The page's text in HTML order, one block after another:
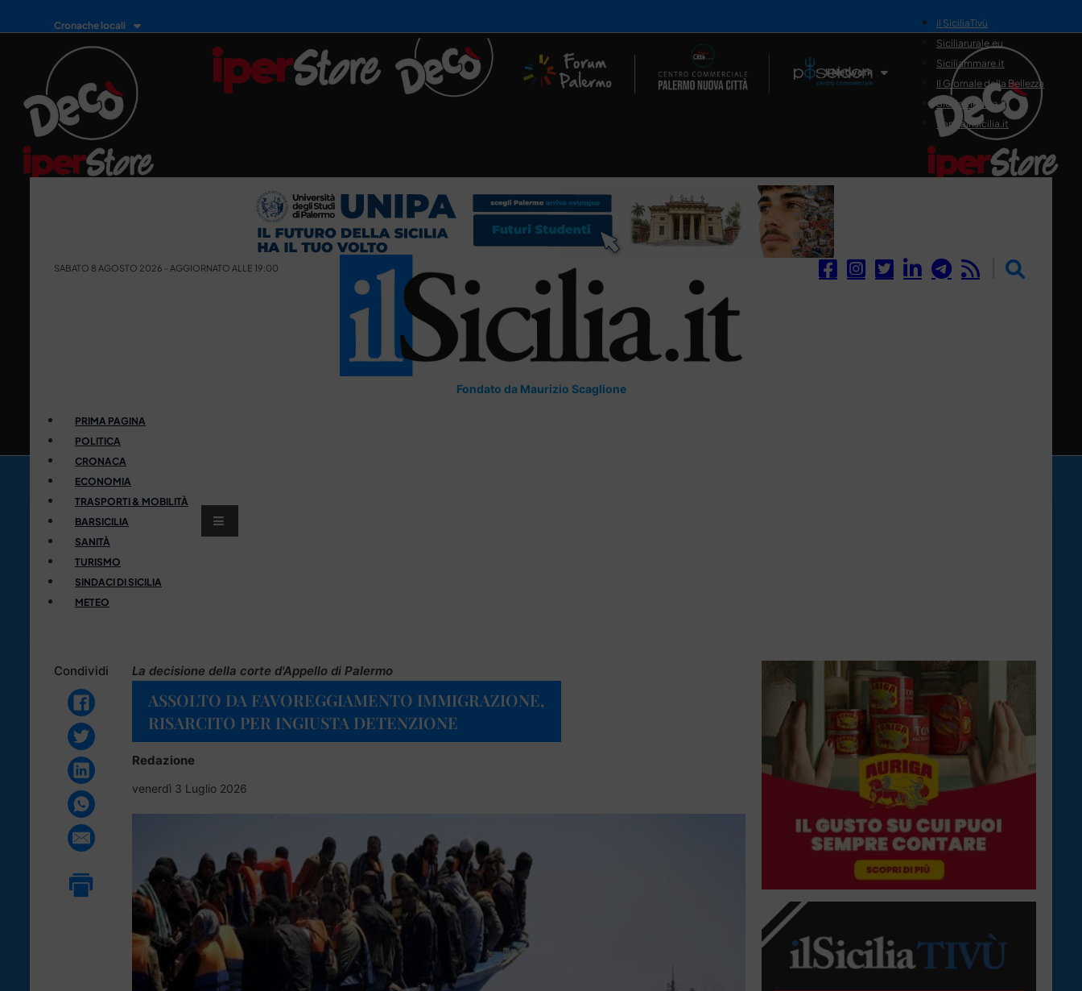
Cronache locali
Il Network
il SiciliaTivù
Siciliarurale.eu
Siciliammare.it
Il Giornale della Bellezza
Siciliamedica.it
Sanitainsicilia.it
SABATO 8 AGOSTO 2026 - AGGIORNATO ALLE 19:00
Fondato da Maurizio Scaglione
PRIMA PAGINA
POLITICA
CRONACA
ECONOMIA
TRASPORTI & MOBILITÀ
BARSICILIA
SANITÀ
TURISMO
SINDACI DI SICILIA
METEO
Condividi La decisione della corte d'Appello di Palermo
ASSOLTO DA FAVOREGGIAMENTO IMMIGRAZIONE,
RISARCITO PER INGIUSTA DETENZIONE
Redazione
venerdì 3 Luglio 2026